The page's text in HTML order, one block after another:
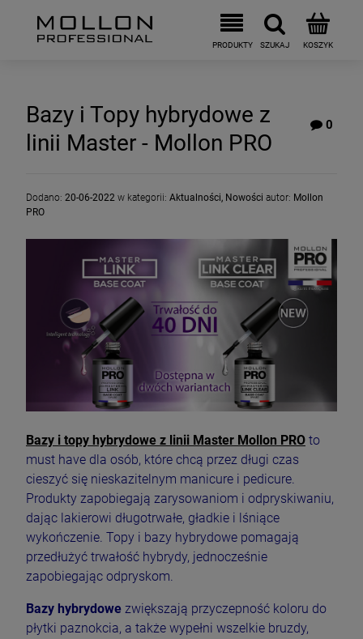
Bazy i Topy hybrydowe z
linii Master - Mollon PRO
0
Dodano: 20-06-2022 w kategorii: Aktualności, Nowości autor: Mollon
PRO
Bazy i topy hybrydowe z linii Master Mollon PRO to
must have dla osób, które chcą przez długi czas
cieszyć się nieskazitelnym manicure i pedicure.
Produkty zapobiegają zarysowaniom i odpryskiwaniu,
dając lakierowi długotrwałe, gładkie i lśniące
wykończenie. Topy i bazy hybrydowe pomagają
przedłużyć trwałość hybrydy, jednocześnie
zapobiegając odpryskom.
Bazy hybrydowe zwiększają przyczepność koloru do
płytki paznokcia, a także wypełni wszelkie bruzdy,